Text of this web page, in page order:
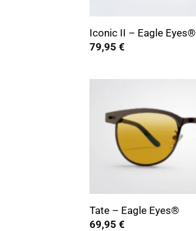
Iconic II – Eagle Eyes®
79,95 €
Tate – Eagle Eyes®
69,95 €